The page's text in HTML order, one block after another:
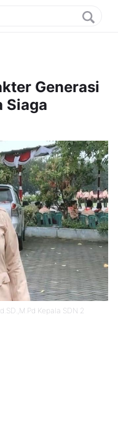
Generasi
Siaga
Kepala SDN 2